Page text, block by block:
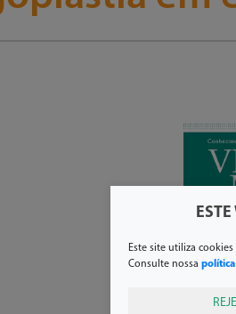
Este site utiliza
Consulte nossa política